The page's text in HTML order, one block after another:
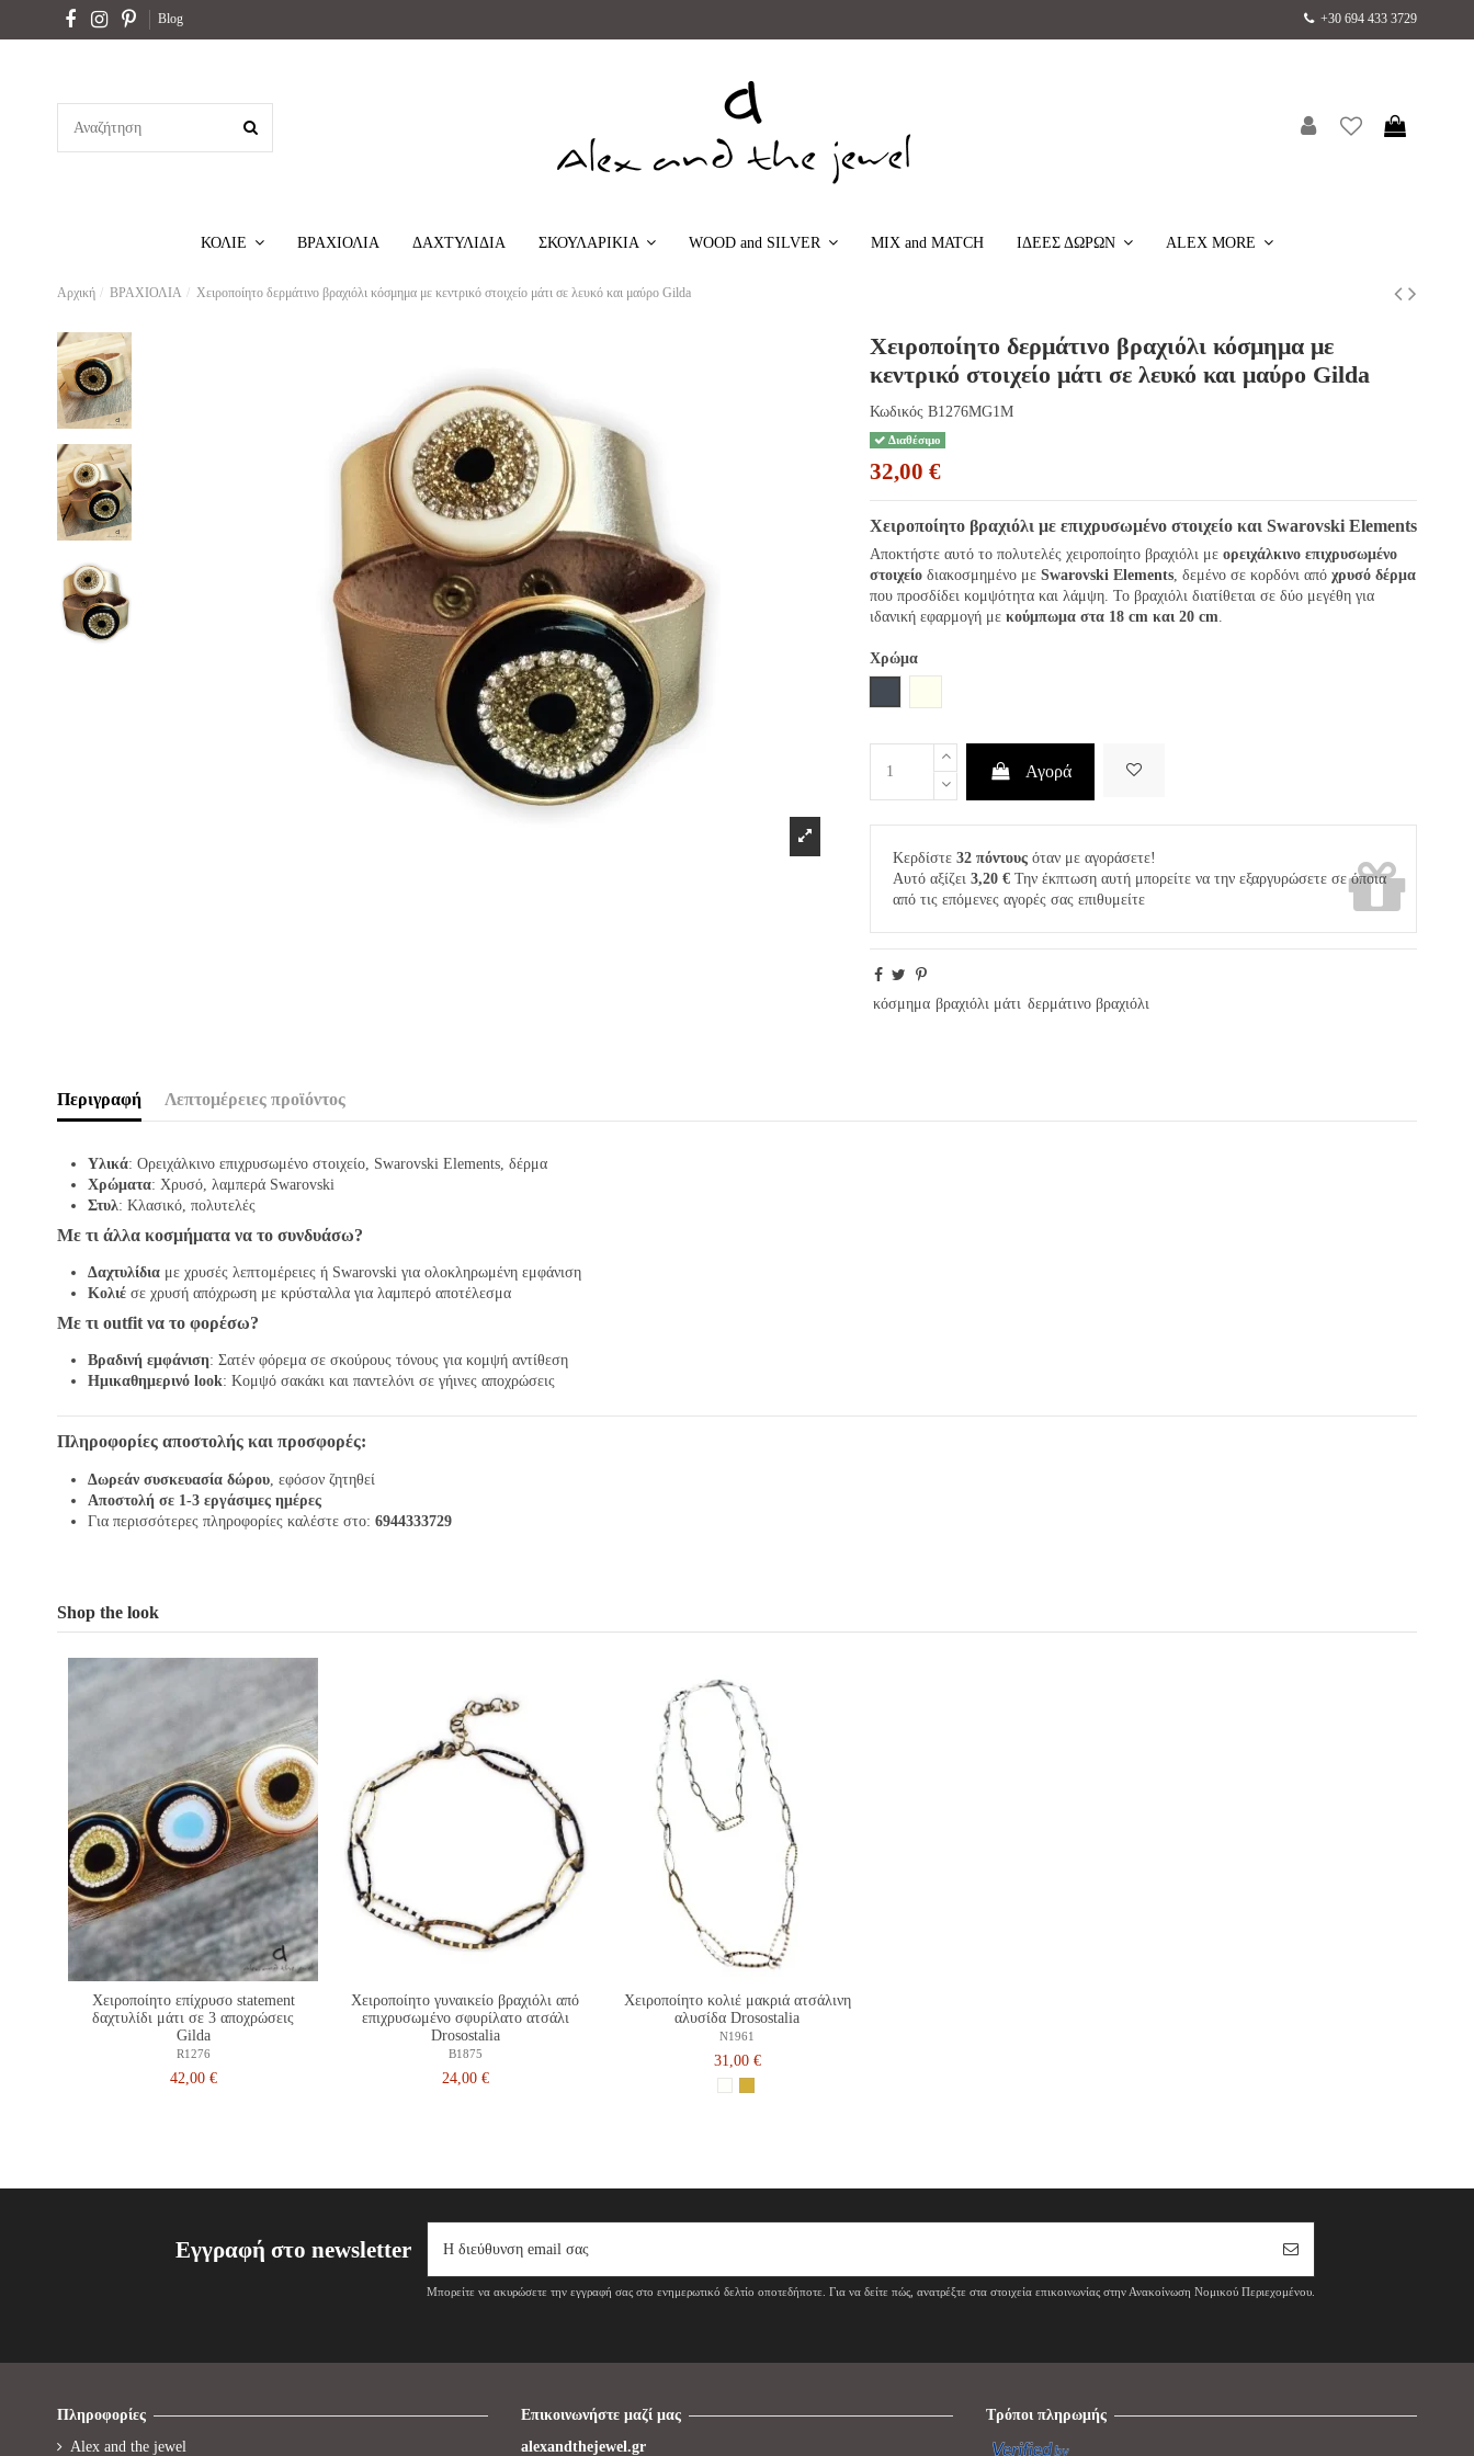
Blog +30 694 433 3729
ΚΟΛΙΕ ΒΡΑΧΙΟΛΙΑ ΔΑΧΤΥΛΙΔΙΑ ΣΚΟΥΛΑΡΙΚΙΑ WOOD and SILVER MIX and MATCH ΙΔΕΕΣ ΔΩΡΩΝ ALEX MORE
Αρχική ΒΡΑΧΙΟΛΙΑ Χειροποίητο δερμάτινο βραχιόλι κόσμημα με κεντρικό στοιχείο μάτι σε λευκό και μαύρο Gilda
Χειροποίητο δερμάτινο βραχιόλι κόσμημα με
κεντρικό στοιχείο μάτι σε λευκό και μαύρο Gilda
Κωδικός B1276MG1M
Διαθέσιμο
32,00 €
Χειροποίητο βραχιόλι με επιχρυσωμένο στοιχείο και Swarovski Elements
Αποκτήστε αυτό το πολυτελές χειροποίητο βραχιόλι με ορειχάλκινο επιχρυσωμένο
στοιχείοδιακοσμημένο με Swarovski Elements, δεμένο σε κορδόνι από χρυσό δέρμα
που προσδίδει κομψότητα και λάμψη. Το βραχιόλι διατίθεται σε δύο μεγέθη για
ιδανική εφαρμογή με κούμπωμα στα 18 cm και 20 cm.
Χρώμα
Αγορά
Κερδίστε 32 πόντουςόταν με αγοράσετε!
Αυτό αξίζει 3,20 €Την έκπτωση αυτή μπορείτε να την εξαργυρώσετε σε όποια
από τις επόμενες αγορές σας επιθυμείτε
κόσμημα βραχιόλι μάτι δερμάτινο βραχιόλι
Περιγραφή Λεπτομέρειες προϊόντος
Υλικά: Ορειχάλκινο επιχρυσωμένο στοιχείο, Swarovski Elements, δέρμα
Χρώματα: Χρυσό, λαμπερά Swarovski
Στυλ: Κλασικό, πολυτελές
Με τι άλλα κοσμήματα να το συνδυάσω?
Δαχτυλίδια με χρυσές λεπτομέρειες ή Swarovski για ολοκληρωμένη εμφάνιση
Κολιέ σε χρυσή απόχρωση με κρύσταλλα για λαμπερό αποτέλεσμα
Με τι outfit να το φορέσω?
Βραδινή εμφάνιση: Σατέν φόρεμα σε σκούρους τόνους για κομψή αντίθεση
Ημικαθημερινό look: Κομψό σακάκι και παντελόνι σε γήινες αποχρώσεις
Πληροφορίες αποστολής και προσφορές:
Δωρεάν συσκευασία δώρου , εφόσον ζητηθεί
Αποστολή σε 1-3 εργάσιμες ημέρες
Για περισσότερες πληροφορίες καλέστε στο: 6944333729
Shop the look
Χειροποίητο επίχρυσο statement
δαχτυλίδι μάτι σε 3 αποχρώσεις
Gilda
R1276
42,00 €
Χειροποίητο γυναικείο βραχιόλι από
επιχρυσωμένο σφυρίλατο ατσάλι
Drosostalia
B1875
24,00 €
Χειροποίητο κολιέ μακριά ατσάλινη
αλυσίδα Drosostalia
N1961
31,00 €
Εγγραφή στο newsletter
Μπορείτε να ακυρώσετε την εγγραφή σας στο ενημερωτικό δελτίο οποτεδήποτε. Για να δείτε πώς, ανατρέξτε στα στοιχεία επικοινωνίας στην Ανακοίνωση Νομικού Περιεχομένου.
Πληροφορίες
Alex and the jewel
Επικοινωνήστε μαζί μας
alexandthejewel.gr
Τρόποι πληρωμής